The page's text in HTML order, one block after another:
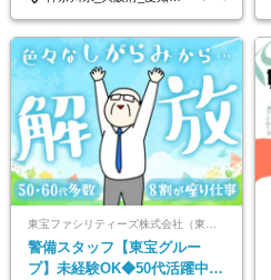
東宝ファシリティーズ株式会社（東宝株式会社100％出資）
警備スタッフ【東宝グルー
プ】未経験OK◆50代活躍中